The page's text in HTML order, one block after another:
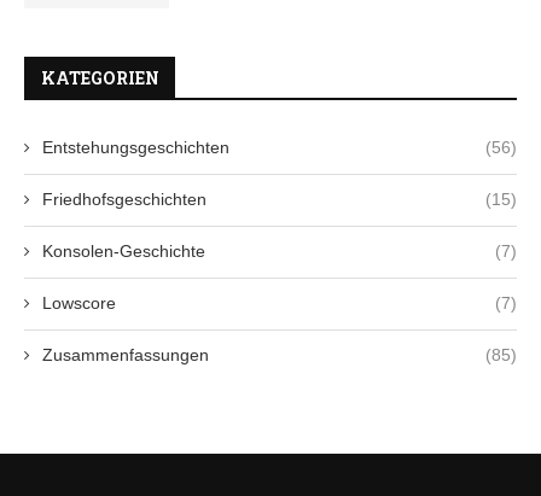
KATEGORIEN
Entstehungsgeschichten (56)
Friedhofsgeschichten (15)
Konsolen-Geschichte (7)
Lowscore (7)
Zusammenfassungen (85)